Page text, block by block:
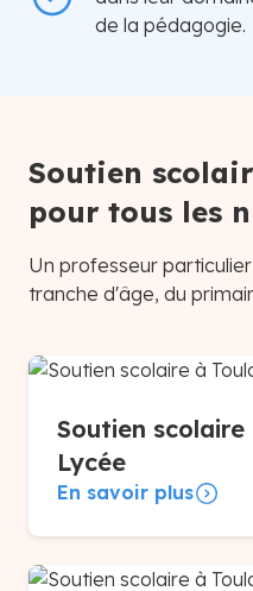
de la pédagogie.
Soutien
pour tous les
Un professeur
tranche d'âge, du
Soutien scolaire
Lycée
En savoir plus